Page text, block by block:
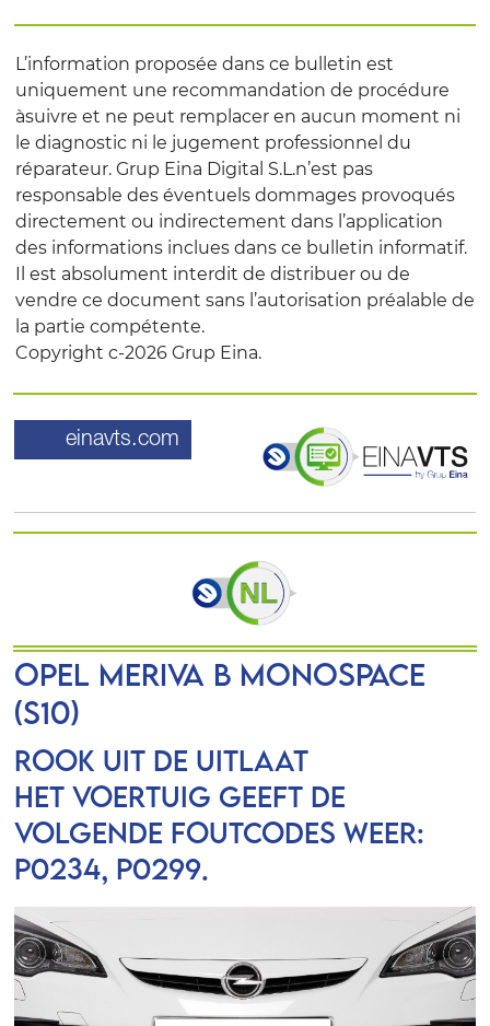
L’information proposée dans ce bulletin est
uniquement une recommandation de procédure
àsuivre et ne peut remplacer en aucun moment ni
le diagnostic ni le jugement professionnel du
réparateur. Grup Eina Digital S.L.n’est pas
responsable des éventuels dommages provoqués
directement ou indirectement dans l’application
des informations inclues dans ce bulletin informatif.
Il est absolument interdit de distribuer ou de
vendre ce document sans l’autorisation préalable de
la partie compétente.
Copyright c-2026 Grup Eina.
einavts.com
OPEL MERIVA B Monospace
(S10)
Rook uit de uitlaat
Het voertuig geeft de
volgende foutcodes weer:
P0234, P0299.